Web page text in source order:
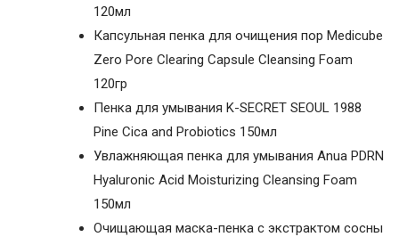
120мл
Капсульная пенка для очищения пор Medicube
Zero Pore Clearing Capsule Cleansing Foam
120гр
Пенка для умывания K-SECRET SEOUL 1988
Pine Cica and Probiotics 150мл
Увлажняющая пенка для умывания Anua PDRN
Hyaluronic Acid Moisturizing Cleansing Foam
150мл
Очищающая маска-пенка с экстрактом сосны